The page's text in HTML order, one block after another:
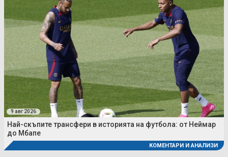
9 авг 2026
Най-скъпите трансфери в историята на футбола: от Неймар
до Мбапе
КОМЕНТАРИ И АНАЛИЗИ